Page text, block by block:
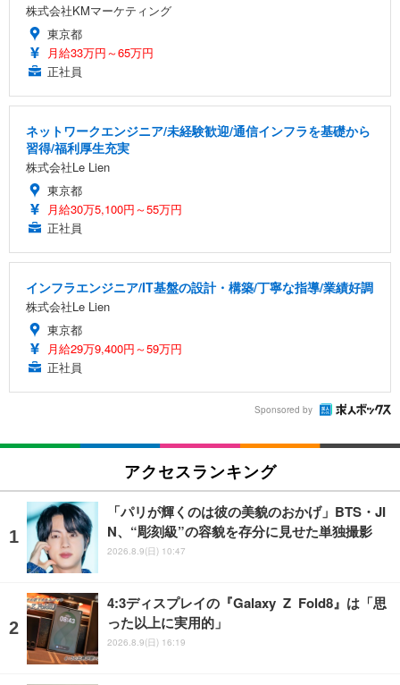
株式会社KMマーケティング
東京都
月給33万円～65万円
正社員
ネットワークエンジニア/未経験歓迎/通信インフラを基礎から
習得/福利厚生充実
株式会社Le Lien
東京都
月給30万5,100円～55万円
正社員
インフラエンジニア/IT基盤の設計・構築/丁寧な指導/業績好調
株式会社Le Lien
東京都
月給29万9,400円～59万円
正社員
Sponsored by
アクセスランキング
「パリが輝くのは彼の美貌のおかげ」BTS・JI
N、“彫刻級”の容貌を存分に見せた単独撮影
2026.8.9(日) 10:47
4:3ディスプレイの『Galaxy Z Fold8』は「思
った以上に実用的」
2026.8.9(日) 16:19